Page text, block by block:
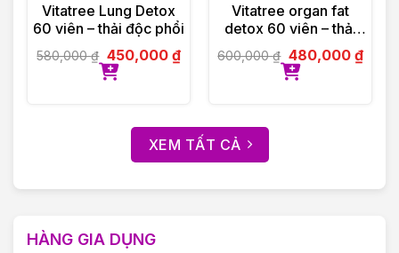
Vitatree Lung Detox
60 viên – thải độc phổi
580,000₫ 450,000 ₫
Vitatree organ fat
detox 60 viên – thải
độc mỡ nội tạng
600,000₫ 480,000 ₫
XEM TẤT CẢ
HÀNG GIA DỤNG